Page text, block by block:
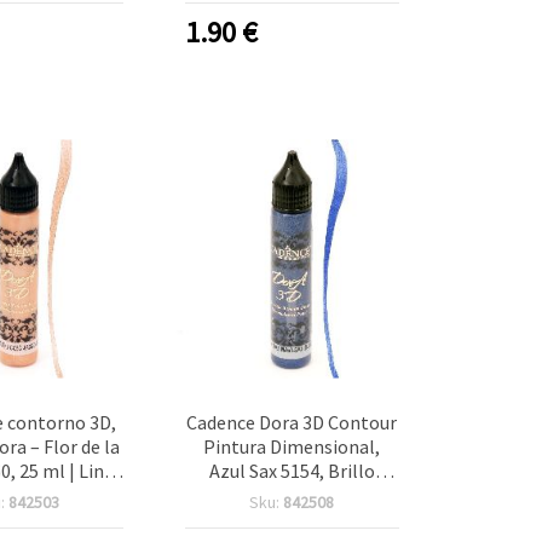
Artesanía y
DIY
DIY y efectos 3D
1.90€
contorno 3D,
– Flor de la
25 ml | Liner
dimensional
842503
Cadence Dora 3D Contour
Pintura Dimensional,
Azul Sax 5154, Brillo
Metalizado, Boquilla Fina,
Sku: 842508